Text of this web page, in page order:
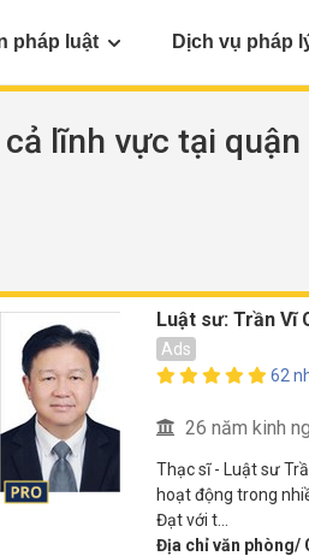
pháp luật Dịch vụ pháp
lĩnh vực tại
Luật sư: Trần Vĩ
Ads
62
26 năm kinh
Thạc sĩ - Luật sư
hoạt động trong
Đạt với t...
Địa chỉ văn phòng/